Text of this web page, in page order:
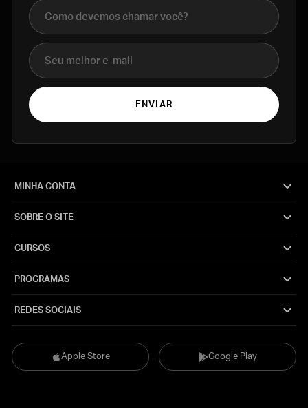
Nome completo
E-mail
ENVIAR
Apple Store Google Play
MINHA CONTA
SOBRE O SITE
CURSOS
PROGRAMAS
REDES SOCIAIS